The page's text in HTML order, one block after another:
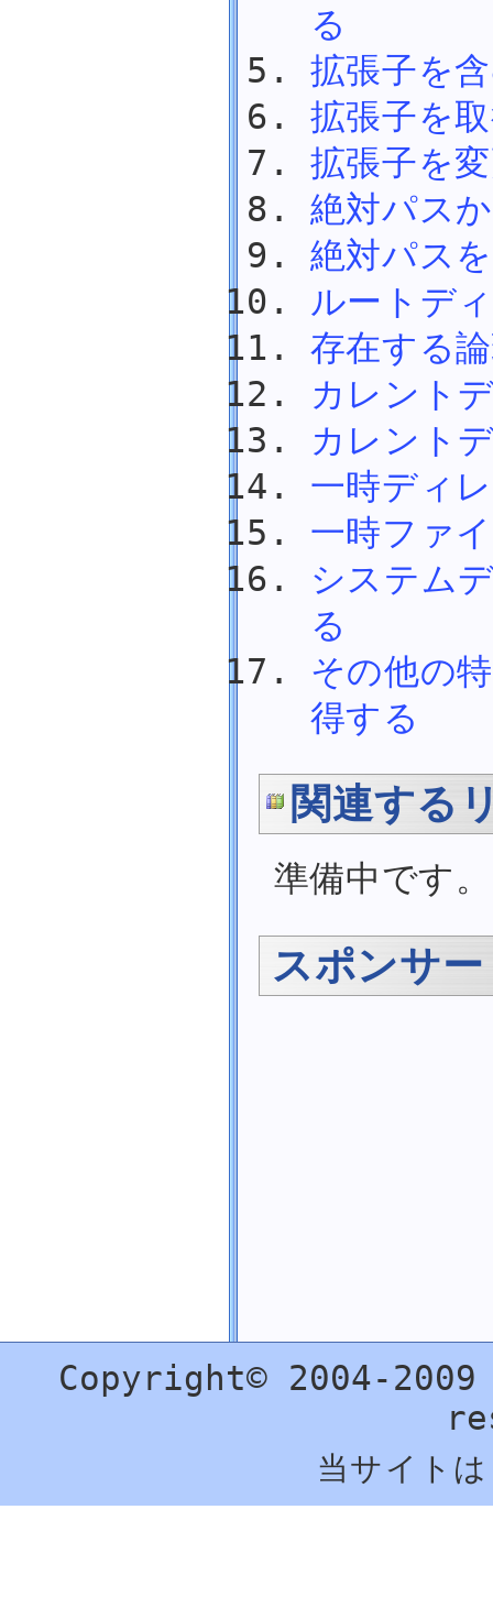
ファイルパスから拡張子を含まないファイル名を取得する
ファイルパスからディレクトリ名を取得する
拡張子を含むかどうかを判断する
ルートディレクトリを取得する
存在する論理ドライブ名をすべて取得する
カレントディレクトリを取得する
カレントディレクトリを設定する
一時ディレクトリまでのパスを取得する
一時ファイルまでのパスを取得する
システムディレクトリまでのパスを取得する
その他の特殊ディレクトリまでのパスを取得する
Visual Basic 6.0 (VB6.0)
る
拡張子を
拡張子を
拡張子を
絶対パス
絶対パス
ルートデ
存在する
カレント
カレント
一時ディ
一時ファ
システム
る
その他の
得する
関連する
準備中です。
スポンサ
Copyright© 2004-
当サイト